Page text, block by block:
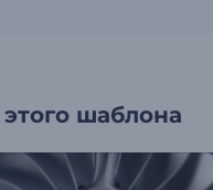
шаблона